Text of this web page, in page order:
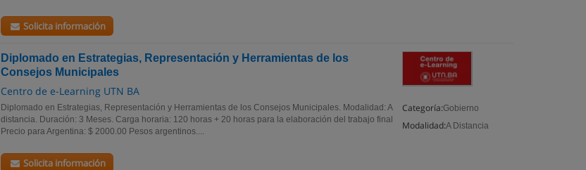
Solicita información
Diplomado en Estrategias, Representación y Herramientas de los
Consejos Municipales
Centro de e-Learning UTN BA
Categoría:Gobierno
Modalidad:A Distancia
Diplomado en Estrategias, Representación y Herramientas de los Consejos Municipales. Modalidad: A
distancia. Duración: 3 Meses. Carga horaria: 120 horas + 20 horas para la elaboración del trabajo final
Precio para Argentina: $ 2000.00 Pesos argentinos....
Solicita información